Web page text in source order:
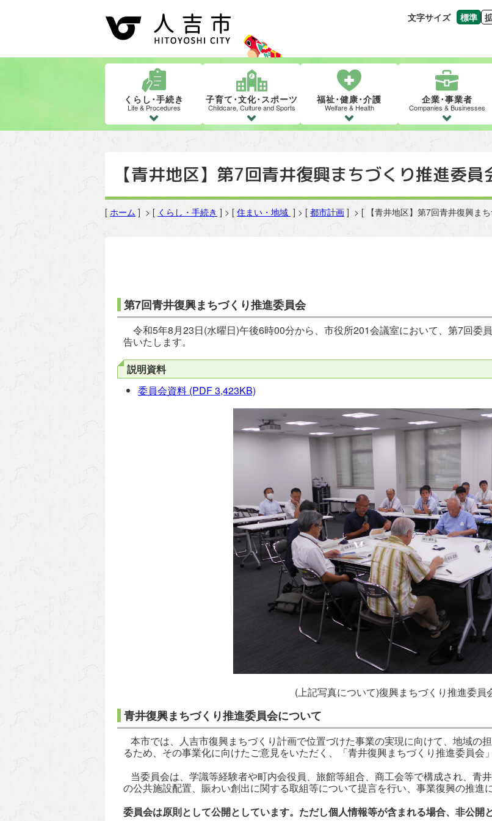
文字サイズ 標準
文字の
くらし･手続き
Life & Procedures
子育て･文化･スポーツ
Childcare, Culture and Sports
福祉･健康･介護
Welfare & Health
企業･事業者
Companies & Businesses
【青井地区】第7回青井復興まちづくり推進委
[ ホーム ] > [ くらし・手続き ] > [ 住まい・地域 ] > [ 都市計画 ] > [ 【青井地区】第7回青井復興ま
第7回青井復興まちづくり推進委員会
令和5年8月23日(水曜日)午後6時00分から、市役所201会議室において、第7回委
告いたします。
説明資料
委員会資料 (PDF 3,423KB)
(上記写真について)復興まちづくり推進委員
青井復興まちづくり推進委員会について
本市では、人吉市復興まちづくり計画で位置づけた事業の実現に向けて、地域の
るため、その事業化に向けたご意見をいただく、「青井復興まちづくり推進委員会
当委員会は、学識等経験者や町内会役員、旅館等組合、商工会等で構成され、青
の公共施設配置、賑わい創出に関する取組等について提言を行い、事業復興の推進
委員会は原則として公開としています。ただし個人情報等が含まれる場合、非公開